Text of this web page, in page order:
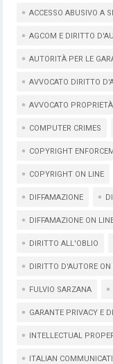
ACCESSO ABUSIVO A
AGCOM E DIRITTO
AUTORITÀ PER LE
AVVOCATO DIRITTO
AVVOCATO
COMPUTER CRIMES
COPYRIGHT
COPYRIGHT ON LINE
DIFFAMAZIONE
DIFFAMAZIONE ON
DIRITTO ALL'OBLIO
DIRITTO D'AUTORE ON
FULVIO SARZANA
GARANTE PRIVACY E
INTELLECTUAL
ITALIAN